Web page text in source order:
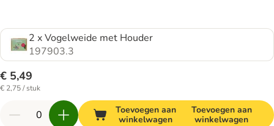
2 x Vogelweide met Houder
197903.3
€ 5,49
€ 2,75 / stuk
Toevoegen aan
winkelwagen
Toevoegen aan
winkelwagen